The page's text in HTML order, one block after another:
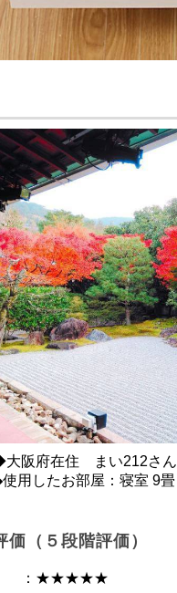
阪府在住 まい212さん
用したお部屋：寝室 9畳
（５段階評価）
：★★★★★